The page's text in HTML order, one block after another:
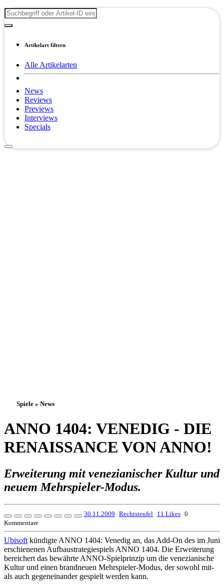
Artikelart filtern
Alle Artikelarten
News
Reviews
Previews
Interviews
Specials
Spiele » News
ANNO 1404: VENEDIG - DIE
RENAISSANCE VON ANNO!
Erweiterung mit venezianischer Kultur und
neuem Mehrspieler-Modus.
30.11.2009 Rechtsteufel 11 Likes 0
Kommentare
Ubisoft kündigte ANNO 1404: Venedig an, das Add-On des im Juni
erschienenen Aufbaustrategiespiels ANNO 1404. Die Erweiterung
bereichert das bewährte ANNO-Spielprinzip um die venezianische
Kultur und einen brandneuen Mehrspieler-Modus, der sowohl mit-
als auch gegeneinander gespielt werden kann.